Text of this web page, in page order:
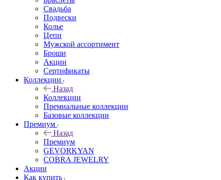
Свадьба
Подвески
Колье
Цепи
Мужской ассортимент
Броши
Акции
Сертификаты
Коллекции
Назад
Коллекции
Премиальные коллекции
Базовые коллекции
Премиум
Назад
Премиум
GEVORKYAN
COBRA JEWELRY
Акции
Как купить